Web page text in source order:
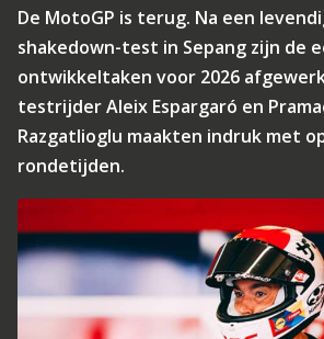
De MotoGP is terug. Na een
shakedown-test in Sepang zijn de
ontwikkeltaken voor 2026
testrijder Aleix Espargaró en
Razgatlioglu maakten indruk met
rondetijden.